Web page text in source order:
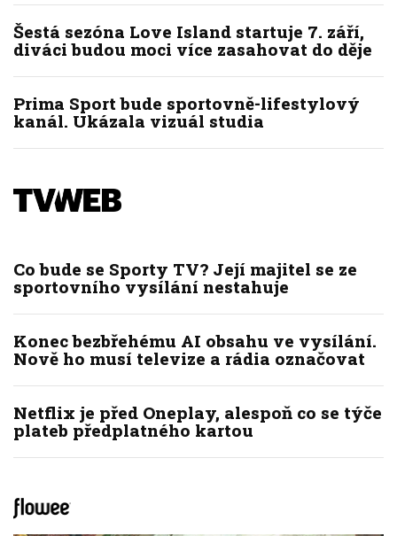
Šestá sezóna Love Island startuje 7. září,
diváci budou moci více zasahovat do děje
Prima Sport bude sportovně-lifestylový
kanál. Ukázala vizuál studia
Co bude se Sporty TV? Její majitel se ze
sportovního vysílání nestahuje
Konec bezbřehému AI obsahu ve vysílání.
Nově ho musí televize a rádia označovat
Netflix je před Oneplay, alespoň co se týče
plateb předplatného kartou